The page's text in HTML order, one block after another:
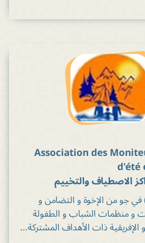
Association des
d'été
الاصطياف والتخييم
في جو من الإخوة و التضامن و
و منظمات الشباب و الطفولة
الإفريقية ذات الأهداف المشتركة...